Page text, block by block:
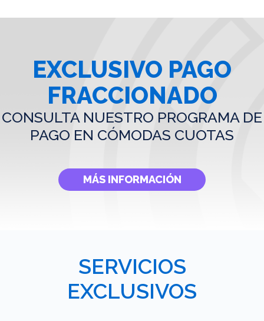
EXCLUSIVO PAGO
FRACCIONADO
CONSULTA NUESTRO PROGRAMA DE
PAGO EN CÓMODAS CUOTAS
MÁS INFORMACIÓN
SERVICIOS
EXCLUSIVOS